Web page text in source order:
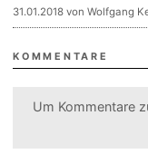
31.01.2018 von Wolfgang
KOMMENTARE
Um Kommentare